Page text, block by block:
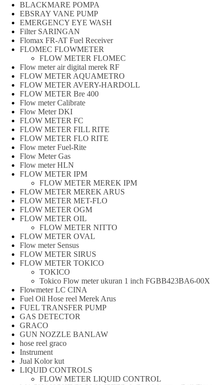
BLACKMARE POMPA
EBSRAY VANE PUMP
EMERGENCY EYE WASH
Filter SARINGAN
Flomax FR-AT Fuel Receiver
FLOMEC FLOWMETER
FLOW METER FLOMEC
Flow meter air digital merek RF
FLOW METER AQUAMETRO
FLOW METER AVERY-HARDOLL
FLOW METER Bre 400
Flow meter Calibrate
Flow Meter DKI
FLOW METER FC
FLOW METER FILL RITE
FLOW METER FLO RITE
Flow meter Fuel-Rite
Flow Meter Gas
Flow meter HLN
FLOW METER IPM
FLOW METER MEREK IPM
FLOW METER MEREK ARUS
FLOW METER MET-FLO
FLOW METER OGM
FLOW METER OIL
FLOW METER NITTO
FLOW METER OVAL
Flow meter Sensus
FLOW METER SIRUS
FLOW METER TOKICO
TOKICO
Tokico Flow meter ukuran 1 inch FGBB423BA6-00X
Flowmeter LC CINA
Fuel Oil Hose reel Merek Arus
FUEL TRANSFER PUMP
GAS DETECTOR
GRACO
GUN NOZZLE BANLAW
hose reel graco
Instrument
Jual Kolor kut
LIQUID CONTROLS
FLOW METER LIQUID CONTROL